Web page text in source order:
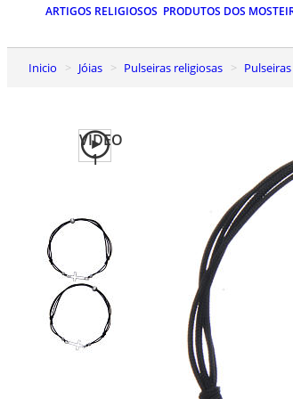
ARTIGOS RELIGIOSOS PRODUTOS DOS
Inicio Jóias Pulseiras religiosas
VIDEO
1